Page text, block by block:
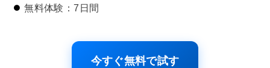
無料体験：7日間
今すぐ無料で試す